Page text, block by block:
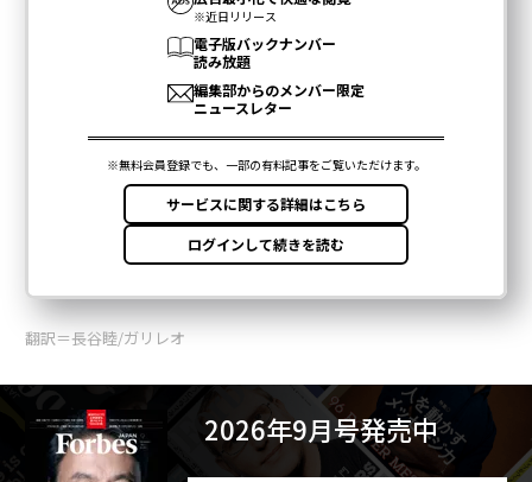
翻訳＝長谷睦/ガリレオ
2026年9月号発売中